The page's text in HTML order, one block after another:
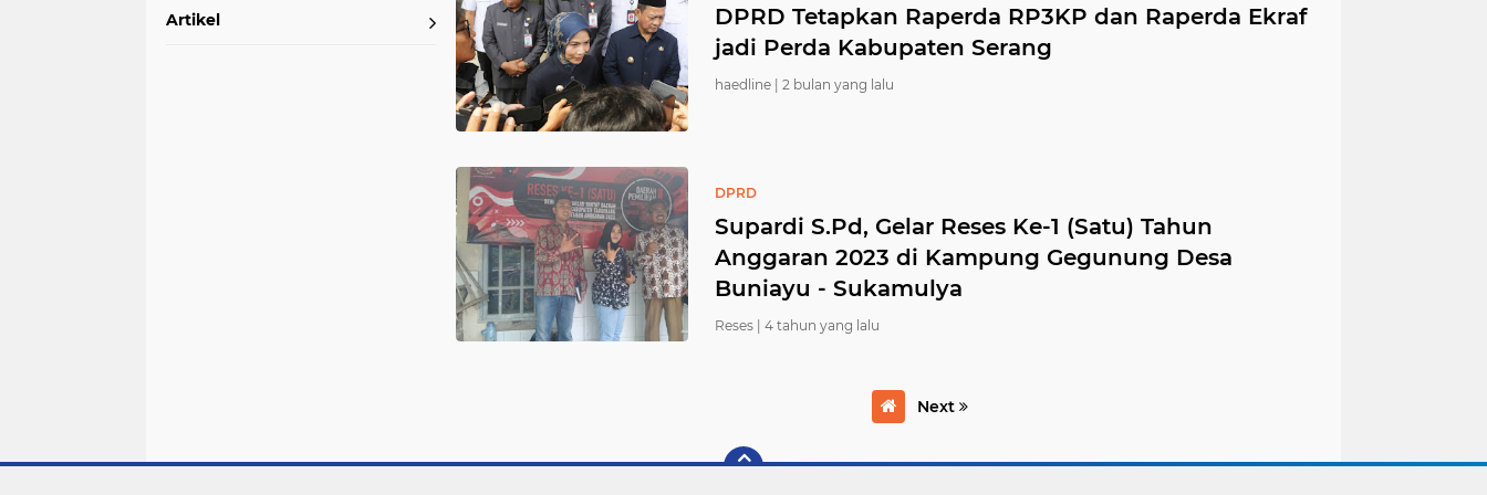
Artikel
DPRD Tetapkan Raperda RP3KP dan Raperda Ekraf
jadi Perda Kabupaten Serang
haedline | 2 bulan yang lalu
DPRD
Supardi S.Pd, Gelar Reses Ke-1 (Satu) Tahun
Anggaran 2023 di Kampung Gegunung Desa
Buniayu - Sukamulya
Reses | 4 tahun yang lalu
Next